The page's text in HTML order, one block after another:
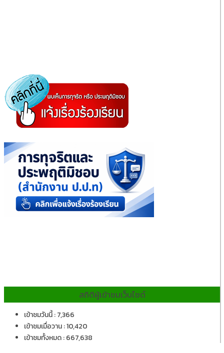
สถิติผู้เข้าชมเว็บไซต์
เข้าชมวันนี้ : 7,366
เข้าชมเมื่อวาน : 10,420
เข้าชมทั้งหมด : 667,638